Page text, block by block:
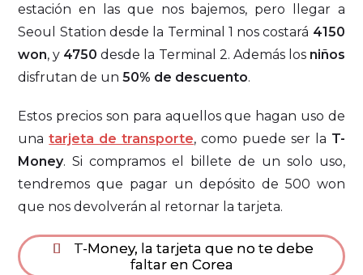
estación en las que nos bajemos, pero llegar a
Seoul Station desde la Terminal 1 nos costará 4150
won, y 4750 desde la Terminal 2. Además los niños
disfrutan de un50% de descuento.
Estos precios son para aquellos que hagan uso de
unatarjeta de transporte, como puede ser la T-
Money. Si compramos el billete de un solo uso,
tendremos que pagar un depósito de 500 won
que nos devolverán al retornar la tarjeta.
T-Money, la tarjeta que no te debe
faltar en Corea